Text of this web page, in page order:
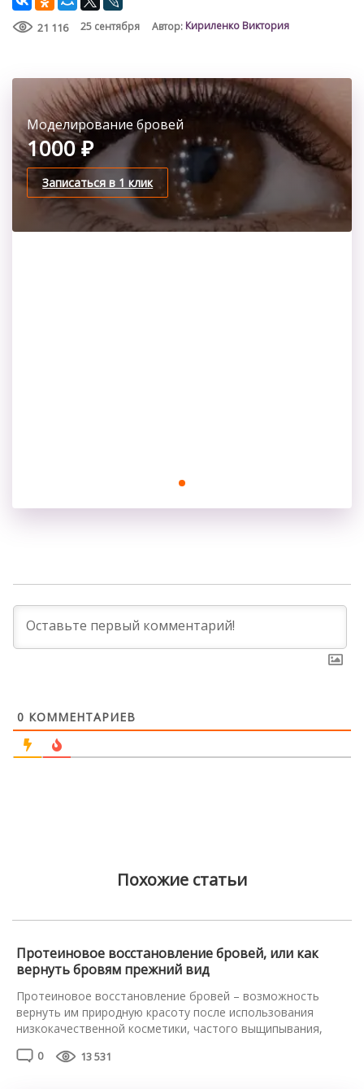
21 116 25 сентября Автор: Кириленко Виктория
Моделирование бровей
1000 ₽
Записаться в 1 клик
Архитектура бровей
2100 ₽
Записаться в 1 клик
0 КОММЕНТАРИЕВ
Похожие статьи
Протеиновое восстановление бровей, или как
вернуть бровям прежний вид
Протеиновое восстановление бровей – возможность
вернуть им природную красоту после использования
низкокачественной косметики, частого выщипывания,
вредного питания, стресса или при отсутствии должного
ухода. Также потребность в процедуре возникает после
0 13 531